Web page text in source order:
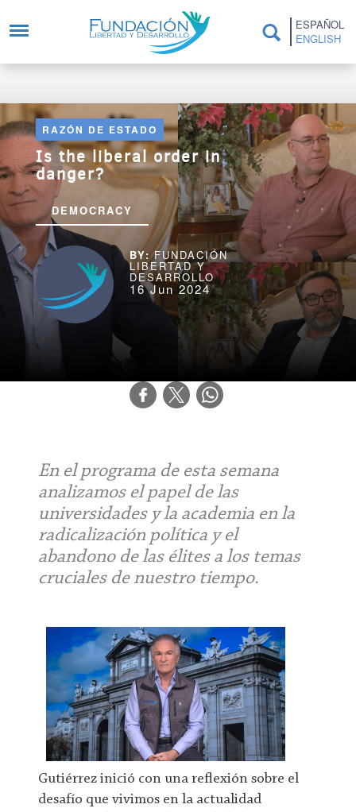
ESPAÑOL
ENGLISH
RAZÓN DE ESTADO
Is the liberal order in
danger?
DEMOCRACY
FUNDACIÓN
LIBERTAD Y
DESARROLLO
16 Jun 2024
En el programa de esta semana
analizamos el papel de las
universidades y la academia en la
radicalización política y el
abandono de las élites a los temas
cruciales de nuestro tiempo.
Gutiérrez inició con una reflexión sobre el
desafío que vivimos en la actualidad